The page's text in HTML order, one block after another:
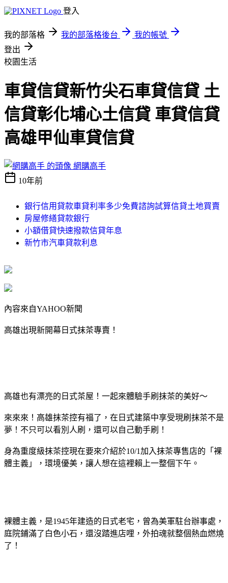
登入
我的部落格 我的部落格後台
我的帳號
登出
校園生活
車貸信貸新竹尖石車貸信貸 土
信貸彰化埔心土信貸 車貸信貸
高雄甲仙車貸信貸
網購高手
10年前
銀行信用貸款車貸利率多少免費諮詢試算信貸土地買賣
房屋修繕貸款銀行
小額借貸快速撥款信貸年息
新竹市汽車貸款利息
內容來自YAHOO新聞
高雄出現新開幕日式抹茶專賣！
高雄也有漂亮的日式茶屋！一起來體驗手刷抹茶的美好～
來來來！高雄抹茶控有福了，在日式建築中享受現刷抹茶不是
夢！不只可以看別人刷，還可以自己動手刷！
身為重度級抹茶控現在要來介紹於10/1加入抹茶專售店的「裸
體主義」，環境優美，讓人想在這裡賴上一整個下午。
裸體主義，是1945年建造的日式老宅，曾為美軍駐台辦事處，
庭院鋪滿了白色小石，還沒踏進店哩，外拍魂就整個熱血燃燒
了！